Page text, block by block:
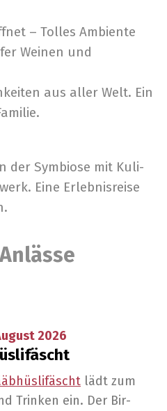
– Tol­les Ambi­en­te
Wei­nen und
aus aller Welt. Ein
der Sym­bio­se mit Kuli­
Eine Erlebnisreise
2026
lädt zum
Trin­ken ein. Der Bir­